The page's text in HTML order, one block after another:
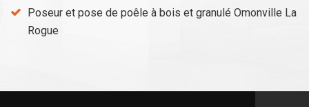
Poseur et pose de poêle à bois et granulé Omonville La
Rogue